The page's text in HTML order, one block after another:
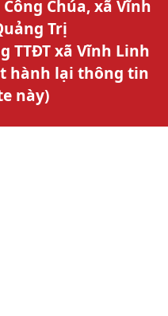
Chúa, xã Vĩnh
Trị
TTĐT xã Vĩnh Linh
hành lại thông tin
này)